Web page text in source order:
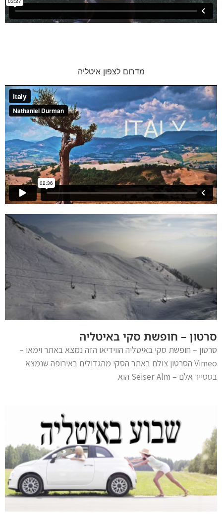
מדרום לצפון איטליה
סרטון – חופשת סקי באיטליה
סרטון – חופשת סקי באיטליה הווידיאו הזה נמצא באתר וימאו –
Vimeo הסרטון צולם באתר הסקי מהגדולים באירופה שנמצא
בססייר אלם – Seiser Alm הוא